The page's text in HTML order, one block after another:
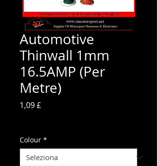
Automotive
Thinwall 1mm
16.5AMP (Per
Metre)
1,09 £
Colour *